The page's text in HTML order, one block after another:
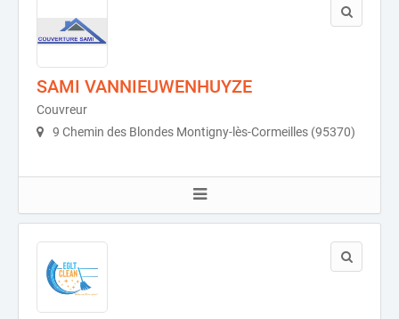
SAMI VANNIEUWENHUYZE
Couvreur
9 Chemin des Blondes Montigny-lès-Cormeilles (95370)